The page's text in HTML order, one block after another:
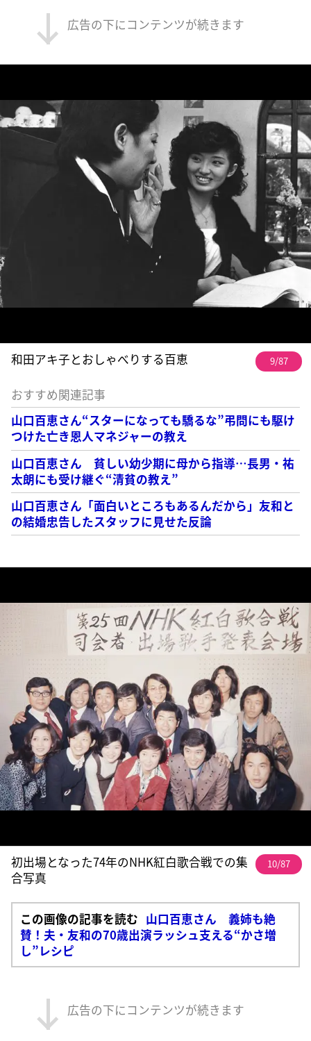
広告の下にコンテンツが続きます
和田アキ子とおしゃべりする百恵 9/87
おすすめ関連記事
山口百恵さん“スターになっても驕るな”弔問にも駆け
つけた亡き恩人マネジャーの教え
山口百恵さん 貧しい幼少期に母から指導…長男・祐
太朗にも受け継ぐ“清貧の教え”
山口百恵さん「面白いところもあるんだから」友和と
の結婚忠告したスタッフに見せた反論
初出場となった74年のNHK紅白歌合戦での集
合写真
10/87
この画像の記事を読む 山口百恵さん 義姉も絶
賛！夫・友和の70歳出演ラッシュ支える“かさ増
し”レシピ
広告の下にコンテンツが続きます